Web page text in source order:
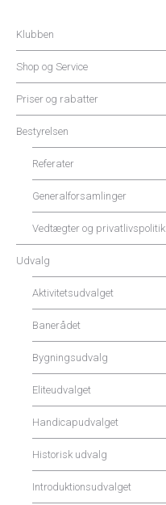
Klubben
Shop og Service
Priser og rabatter
Bestyrelsen
Referater
Generalforsamlinger
Vedtægter og privatlivspolitik
Udvalg
Aktivitetsudvalget
Banerådet
Bygningsudvalg
Eliteudvalget
Handicapudvalget
Historisk udvalg
Introduktionsudvalget